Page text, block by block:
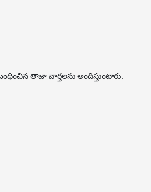
తాజా వార్తల‌ను అందిస్తుంటారు.